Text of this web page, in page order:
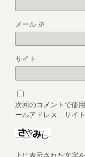
メール ※
サイト
次回のコメントで使
ールアドレス、サイ